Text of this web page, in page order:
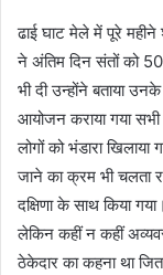
ढाई घाट मेले में पूरे महीने
ने अंतिम दिन संतों को
भी दी उन्होंने बताया
आयोजन कराया गया सभी
लोगों को भंडारा
जाने का क्रम भी चलता
दक्षिणा के साथ किया
लेकिन कहीं न कहीं
ठेकेदार का कहना था